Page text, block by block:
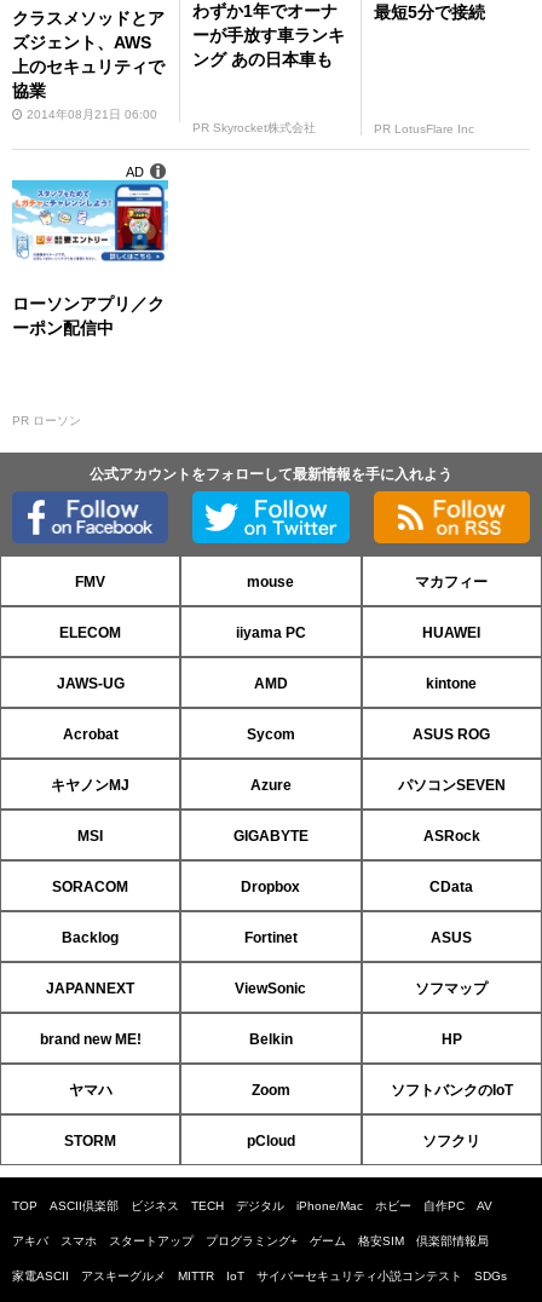
クラスメソッドとア
ズジェント、AWS
上のセキュリティで
協業
2014年08月21日 06:00
わずか1年でオーナ
ーが手放す車ランキ
ング あの日本車も
PR Skyrocket株式会社
最短5分で接続
PR LotusFlare Inc
ローソンアプリ／ク
ーポン配信中
PR ローソン
AD
公式アカウントをフォローして最新情報を手に入れよう
FMV mouse マカフィー
ELECOM iiyama PC HUAWEI
JAWS-UG AMD kintone
Acrobat Sycom ASUS ROG
キヤノンMJ Azure パソコンSEVEN
MSI GIGABYTE ASRock
SORACOM Dropbox CData
Backlog Fortinet ASUS
JAPANNEXT ViewSonic ソフマップ
brand new ME! Belkin HP
ヤマハ Zoom ソフトバンクのIoT
STORM pCloud ソフクリ
TOP ASCII倶楽部 ビジネス TECH デジタル iPhone/Mac ホビー 自作PC AV
アキバ スマホ スタートアップ プログラミング+ ゲーム 格安SIM 倶楽部情報局
家電ASCII アスキーグルメ MITTR IoT サイバーセキュリティ小説コンテスト SDGs